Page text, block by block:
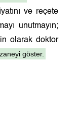
ve reçete
unutmayın;
olarak doktor
göster.